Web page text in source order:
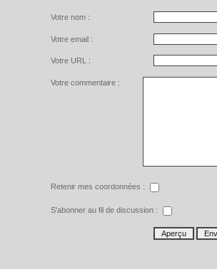
Votre nom :
Votre email :
Votre URL :
Votre commentaire :
Retenir mes coordonnées :
S'abonner au fil de discussion :